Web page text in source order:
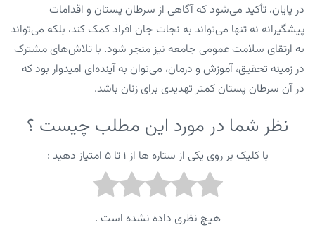
در پایان، تأکید می‌شود که آگاهی از سرطان پستان و اقدامات
پیشگیرانه نه تنها می‌تواند به نجات جان افراد کمک کند، بلکه می‌تواند
به ارتقای سلامت عمومی جامعه نیز منجر شود. با تلاش‌های مشترک
در زمینه تحقیق، آموزش و درمان، می‌توان به آینده‌ای امیدوار بود که
در آن سرطان پستان کمتر تهدیدی برای زنان باشد.
نظر شما در مورد این مطلب چیست ؟
با کلیک بر روی یکی از ستاره ها از ۱ تا ۵ امتیاز دهید :
هیچ نظری داده نشده است .